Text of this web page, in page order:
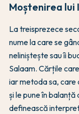
Moștenirea lui
La treisprezece
nume la care se
neliniștește sau îi
Salaam. Cărțile
iar metoda sa, care
și le pune în
definească